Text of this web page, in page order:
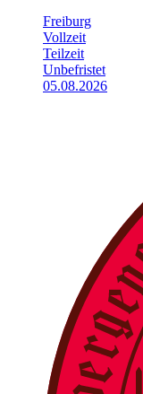
Freiburg
Vollzeit
Teilzeit
Unbefristet
05.08.2026